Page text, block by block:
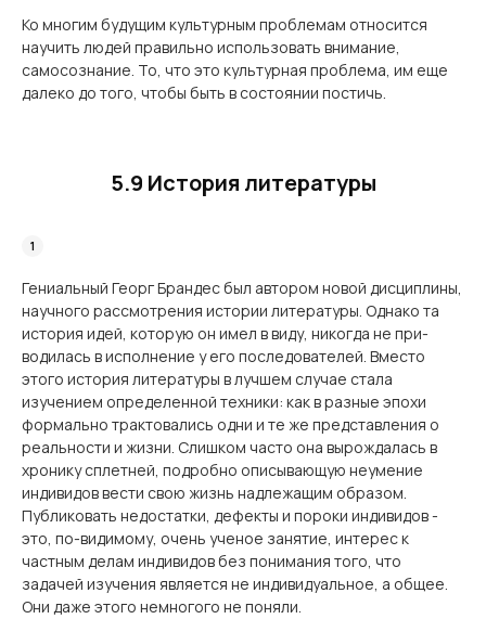
Ко многим будущим культурным проблемам относится
научить людей правильно использовать внимание,
самосознание. То, что это культурная проблема, им еще
далеко до того, чтобы быть в состоянии постичь.
5.9 История литературы
Гениальный Георг Брандес был автором новой дисциплины,
научного рассмотрения истории литературы. Однако та
история идей, которую он имел в виду, никогда не при­
водилась в исполнение у его последователей. Вместо
этого история литературы в луч­шем случае стала
изучением определенной техники: как в разные эпохи
формально трак­товались одни и те же представления о
реальности и жизни. Слишком часто она вырож­далась в
хронику сплетней, подробно описывающую неумение
индивидов вести свою жизнь надлежащим образом.
Публиковать недостатки, дефекты и пороки индивидов -
это, по-видимому, очень ученое занятие, интерес к
частным делам индивидов без пони­мания того, что
задачей изучения является не индивидуальное, а общее.
Они даже этого немногого не поняли.